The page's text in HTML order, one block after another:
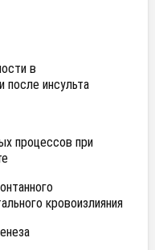
в
после инсульта
процессов при
кровоизлияния